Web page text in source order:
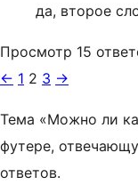
да, второе
Просмотр 15
← 1 2 3 →
Тема «Можно ли
футере,
ответов.